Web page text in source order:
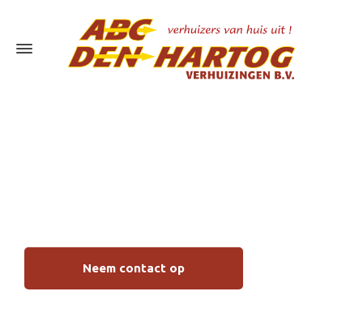
Neem contact op